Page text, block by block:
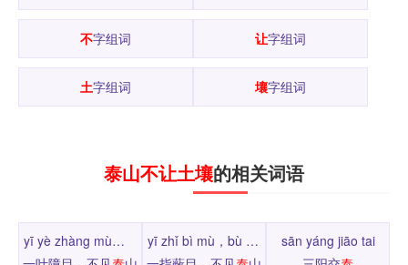
不字组词 让字组词
土字组词 壤字组词
泰山不让土壤的相关词语
yī yè zhàng mù，bù jiàn tài shān
yī zhǐ bì mù，bù jiàn tài shān
sān yáng jiāo tai